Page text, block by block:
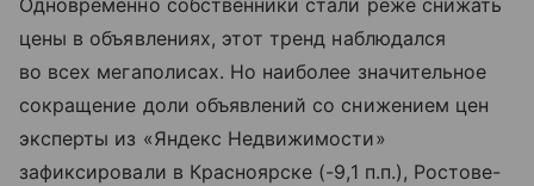
Одновременно собственники стали реже снижать
цены в объявлениях, этот тренд наблюдался
во всех мегаполисах. Но наиболее значительное
сокращение доли объявлений со снижением цен
эксперты из «Яндекс Недвижимости»
зафиксировали в Красноярске (-9,1 п.п.), Ростове-